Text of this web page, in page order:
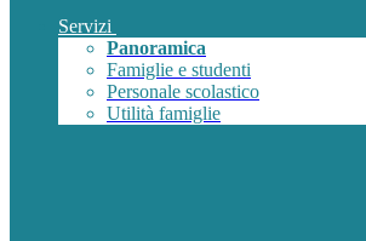
Servizi
Panoramica
Famiglie e studenti
Personale scolastico
Utilità famiglie